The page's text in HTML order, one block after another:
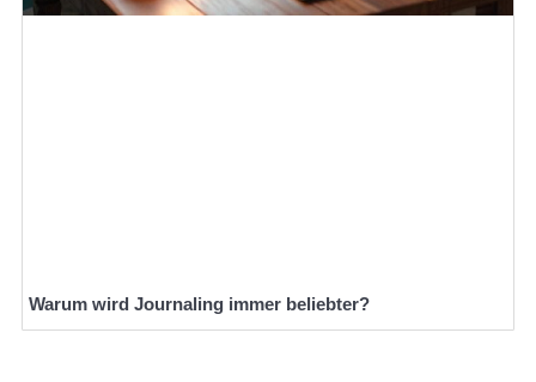
Warum wird Journaling immer beliebter?